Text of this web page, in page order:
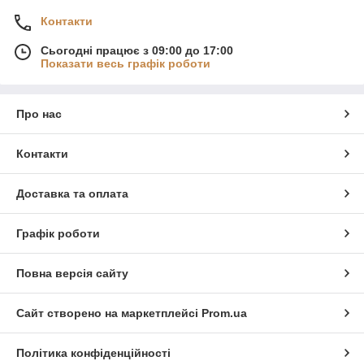
Контакти
Сьогодні працює з 09:00 до 17:00
Показати весь графік роботи
Про нас
Контакти
Доставка та оплата
Графік роботи
Повна версія сайту
Сайт створено на маркетплейсі Prom.ua
Політика конфіденційності